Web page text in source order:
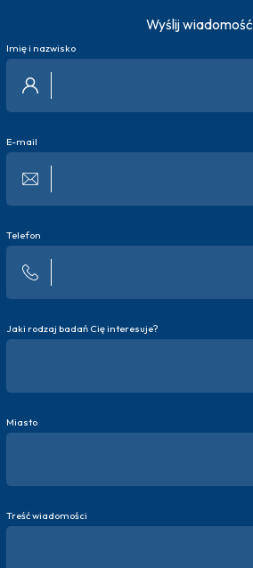
Wyślij wiadomość
Imię i nazwisko
E-mail
Telefon
Jaki rodzaj badań Cię interesuje?
Miasto
Treść wiadomości